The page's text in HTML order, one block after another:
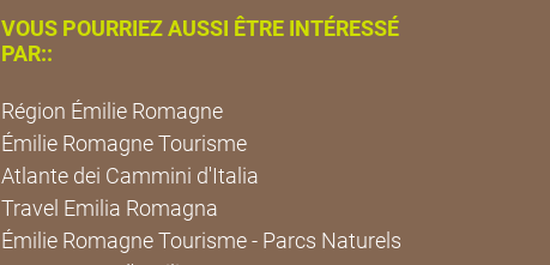
VOUS POURRIEZ AUSSI ÊTRE INTÉRESSÉ
PAR::
Région Émilie Romagne
Émilie Romagne Tourisme
Atlante dei Cammini d'Italia
Travel Emilia Romagna
Émilie Romagne Tourisme - Parcs Naturels